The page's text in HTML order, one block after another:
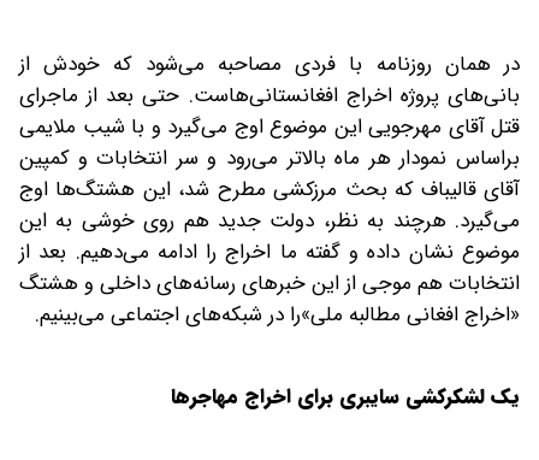
در همان روزنامه با فردی مصاحبه می‌شود که خودش از
بانی‌های پروژه اخراج افغانستانی‌هاست. حتی بعد از ماجرای
قتل آقای مهرجویی این موضوع اوج می‌گیرد و با شیب ملایمی
براساس نمودار هر ماه بالاتر می‌رود و سر انتخابات و کمپین
آقای قالیباف که بحث مرزکشی مطرح شد، این هشتگ‌ها اوج
می‌گیرد. هرچند به‌ نظر، دولت جدید هم روی خوشی به این
موضوع نشان داده و گفته ما اخراج را ادامه می‌دهیم. بعد از
انتخابات هم موجی از این خبرهای رسانه‌های داخلی و هشتگ
«اخراج افغانی مطالبه ملی»را در شبکه‌های اجتماعی می‌بینیم.
یک لشکرکشی سایبری برای اخراج مهاجرها